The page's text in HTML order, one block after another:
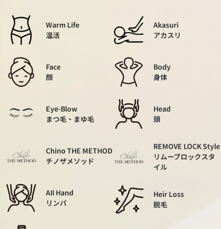
Warm Life
温活
Face
顔
Eye-Blow
まつ毛・まゆ毛
Chino THE METHOD
チノザメソッド
AII Hand
リンパ
Akasuri
アカスリ
Body
身体
Head
頭
REMOVE LOCK Style
リムーブロックスタ
イル
Heir Loss
脱毛